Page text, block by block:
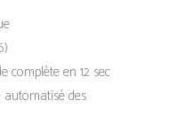
complète en 12 sec
des